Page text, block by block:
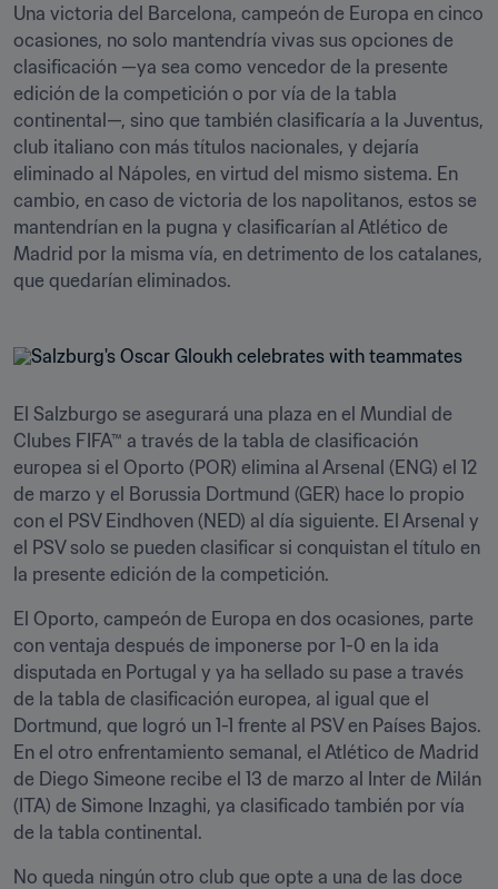
Una victoria del Barcelona, campeón de Europa en cinco
ocasiones, no solo mantendría vivas sus opciones de
clasificación —ya sea como vencedor de la presente
edición de la competición o por vía de la tabla
continental—, sino que también clasificaría a la Juventus,
club italiano con más títulos nacionales, y dejaría
eliminado al Nápoles, en virtud del mismo sistema. En
cambio, en caso de victoria de los napolitanos, estos se
mantendrían en la pugna y clasificarían al Atlético de
Madrid por la misma vía, en detrimento de los catalanes,
que quedarían eliminados.
El Salzburgo se asegurará una plaza en el Mundial de
Clubes FIFA™ a través de la tabla de clasificación
europea si el Oporto (POR) elimina al Arsenal (ENG) el 12
de marzo y el Borussia Dortmund (GER) hace lo propio
con el PSV Eindhoven (NED) al día siguiente. El Arsenal y
el PSV solo se pueden clasificar si conquistan el título en
la presente edición de la competición.
El Oporto, campeón de Europa en dos ocasiones, parte
con ventaja después de imponerse por 1-0 en la ida
disputada en Portugal y ya ha sellado su pase a través
de la tabla de clasificación europea, al igual que el
Dortmund, que logró un 1-1 frente al PSV en Países Bajos.
En el otro enfrentamiento semanal, el Atlético de Madrid
de Diego Simeone recibe el 13 de marzo al Inter de Milán
(ITA) de Simone Inzaghi, ya clasificado también por vía
de la tabla continental.
No queda ningún otro club que opte a una de las doce